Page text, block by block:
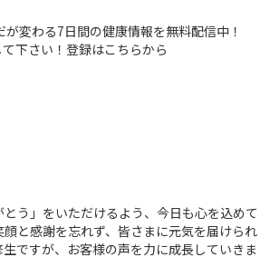
変わる7日間の健康情報を無料配信中！
下さい！登録はこちらから
う」をいただけるよう、今日も心を込めて
と感謝を忘れず、皆さまに元気を届けられ
ですが、お客様の声を力に成長していきま